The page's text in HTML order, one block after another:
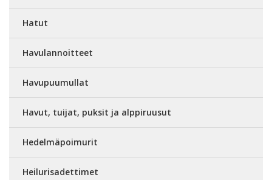
Hatut
Havulannoitteet
Havupuumullat
Havut, tuijat, puksit ja alppiruusut
Hedelmäpoimurit
Heilurisadettimet